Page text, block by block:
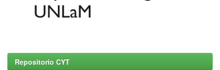
Repositorio CYT